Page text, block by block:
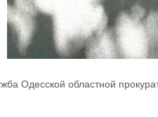
Одесской областной